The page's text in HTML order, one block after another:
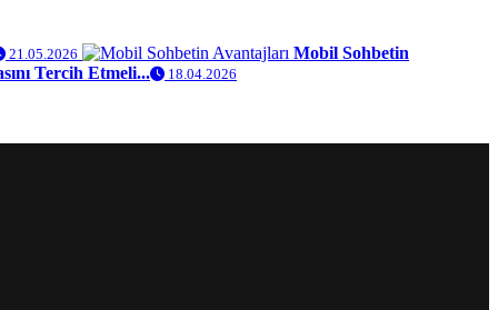
21.05.2026
Mobil Sohbetin
Tercih Etmeli...
18.04.2026